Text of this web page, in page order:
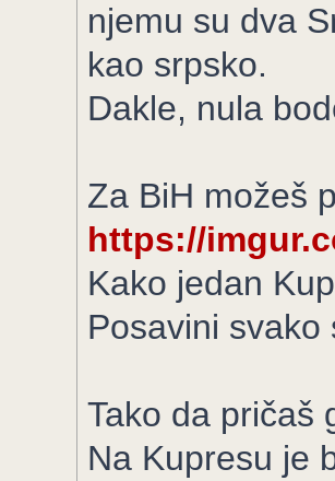
njemu su dva
kao srpsko.
Dakle, nula
Za BiH možeš
https://
Kako jedan
Posavini
Tako da pričaš
Na Kupresu je